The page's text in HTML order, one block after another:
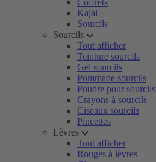
Coffrets
Kajal
Sourcils
Sourcils
Tout afficher
Teinture sourcils
Gel sourcils
Pommade sourcils
Poudre pour sourcils
Crayons à sourcils
Ciseaux sourcils
Pincettes
Lèvres
Tout afficher
Rouges à lèvres